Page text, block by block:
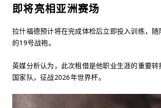
即将亮相亚洲赛场
拉什福德预计将在完成体检后立即投入训练，
的19号战袍。
英媒分析认为，此次租借是他职业生涯的重要
国家队，征战2026年世界杯。